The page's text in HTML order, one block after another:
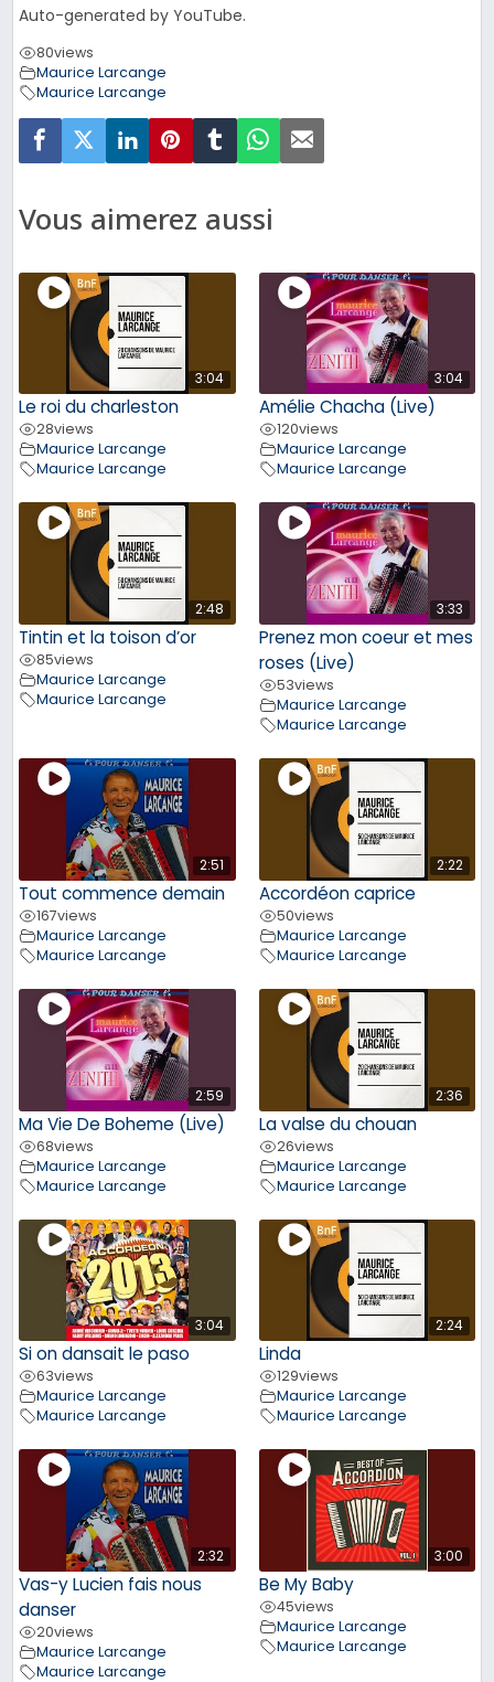
Auto-generated by YouTube.
80views
Maurice Larcange
Maurice Larcange
Vous aimerez aussi
3:04
Le roi du charleston
28views
Maurice Larcange
Maurice Larcange
3:04
Amélie Chacha (Live)
120views
Maurice Larcange
Maurice Larcange
2:48
Tintin et la toison d’or
85views
Maurice Larcange
Maurice Larcange
3:33
Prenez mon coeur et mes
roses (Live)
53views
Maurice Larcange
Maurice Larcange
2:51
Tout commence demain
167views
Maurice Larcange
Maurice Larcange
2:22
Accordéon caprice
50views
Maurice Larcange
Maurice Larcange
2:59
Ma Vie De Boheme (Live)
68views
Maurice Larcange
Maurice Larcange
2:36
La valse du chouan
26views
Maurice Larcange
Maurice Larcange
3:04
Si on dansait le paso
63views
Maurice Larcange
Maurice Larcange
2:24
Linda
129views
Maurice Larcange
Maurice Larcange
2:32
Vas-y Lucien fais nous
danser
20views
Maurice Larcange
Maurice Larcange
3:00
Be My Baby
45views
Maurice Larcange
Maurice Larcange